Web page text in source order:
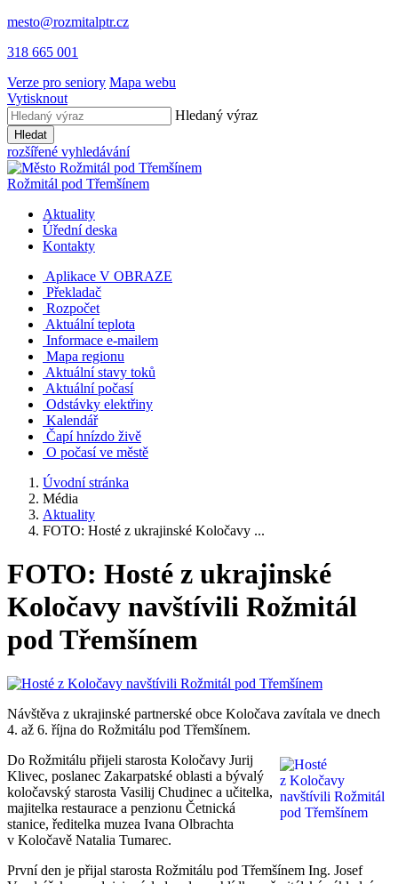
mesto@rozmitalptr.cz
318 665 001
Verze pro seniory Mapa webu
Vytisknout
Hledaný výraz
Hledat
rozšířené vyhledávání
Rožmitál pod Třemšínem
Aktuality
Úřední deska
Kontakty
Aplikace V OBRAZE
Překladač
Rozpočet
Aktuální teplota
Informace e-mailem
Mapa regionu
Aktuální stavy toků
Aktuální počasí
Odstávky elektřiny
Kalendář
Čapí hnízdo živě
O počasí ve městě
Úvodní stránka
Média
Aktuality
FOTO: Hosté z ukrajinské Koločavy ...
FOTO: Hosté z ukrajinské
Koločavy navštívili Rožmitál
pod Třemšínem
Návštěva z ukrajinské partnerské obce Koločava zavítala ve dnech
4. až 6. října do Rožmitálu pod Třemšínem.
Do Rožmitálu přijeli starosta Koločavy Jurij
Klivec, poslanec Zakarpatské oblasti a bývalý
koločavský starosta Vasilij Chudinec a učitelka,
majitelka restaurace a penzionu Četnická
stanice, ředitelka muzea Ivana Olbrachta
v Koločavě Natalia Tumarec.
První den je přijal starosta Rožmitálu pod Třemšínem Ing. Josef